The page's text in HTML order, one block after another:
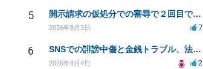
5 開示請求の仮処分での審尋で２回目で終わらない場合どうしたらいいですか
2026年8月3日 7
6 SNSでの誹謗中傷と金銭トラブル、法的対応の相談
2026年8月4日 2